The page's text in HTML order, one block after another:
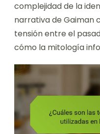
complejidad de la
narrativa de Gaiman
tensión entre el
cómo la mitología